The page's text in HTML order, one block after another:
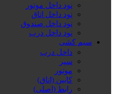
نود داخل موتور
نود داخل اتاق
نود داخل صندوق
نود داخل درب
سیم کشی
داخل درب
سپر
موتور
کابین (اتاق)
رابط (اصلی)